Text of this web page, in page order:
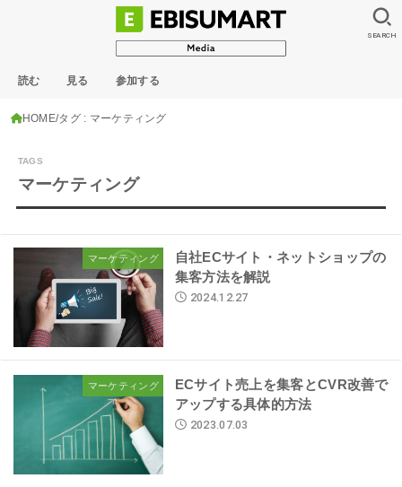
読む 見る 参加する
SEARCH
HOME タグ : マーケティング
マーケティング
マーケティング
自社ECサイト・ネットショップの
集客方法を解説
2024.12.27
マーケティング
ECサイト売上を集客とCVR改善で
アップする具体的方法
2023.07.03